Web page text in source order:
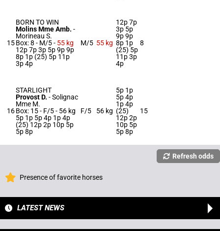
15
BORN TO WIN
Molins Mme Amb. -
Morineau S.
Box: 8 - M/5 - 55 kg
12p 7p 3p 5p 9p 9p
8p 1p (25) 5p 11p
3p 4p
M/5 55 kg
12p 7p
3p 5p
9p 9p
8p 1p
(25) 5p
11p 3p
4p
8
16
STARLIGHT
Provost D. -Solignac
Mme M.
Box: 15 - F/5 - 56 kg
5p 1p 5p 4p 1p 4p
(25) 12p 2p 10p 5p
5p 8p
F/5 56 kg
5p 1p
5p 4p
1p 4p
(25)
12p 2p
10p 5p
5p 8p
15
Refresh odds
Presence of favorite horses
LATEST NEWS